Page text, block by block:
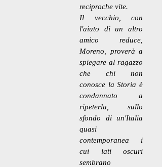
reciproche vite.
Il vecchio, con
l'aiuto di un altro
amico reduce,
Moreno, proverà a
spiegare al ragazzo
che chi non
conosce la Storia è
condannato a
ripeterla, sullo
sfondo di un'Italia
quasi
contemporanea i
cui lati oscuri
sembrano